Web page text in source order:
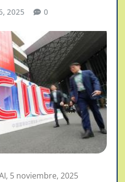
2025 0
5 noviembre, 2025